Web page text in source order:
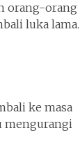
orang-orang
luka lama.
ke masa
mengurangi